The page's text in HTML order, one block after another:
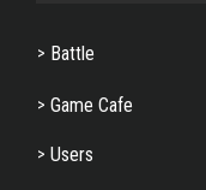
Battle
Game Cafe
Users